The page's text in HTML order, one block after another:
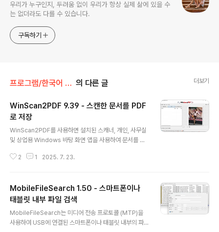
우리가 누구인지, 두려움 없이 우리가 항상 실제 삶에 있을 수
는 없더라도 다를 수 있습니다.
구독하기
프로그램/한국어 패치 의 다른 글 더보기
WinScan2PDF 9.39 - 스캔한 문서를 PDF
로 저장
WinScan2PDF를 사용하면 설치된 스캐너, 개인, 사무실
및 상업용 Windows 바탕 화면 앱을 사용하여 문서를 스
된 문서를 가끔 누군가에게 이메일로 보내기만 하면 되는
에서는 더 이상 필요하지 않습니다! 이 데스크톱 응용 프로
그램에서 직접 검색을 시작하고 검색된 문서를 우회하지
않고 직접 Windows 컴퓨터에 PDF 파일로 저장합니다.
이 프로그램은 매우 작고 초보자 및 고급 사용자에게 적합
하게 사용하기 쉽습니다. ◆ 문서를 직접 스캔하여 PDF로
2 1 2025. 7. 23.
MobileFileSearch 1.50 - 스마트폰이나
태블릿 내부 파일 검색
MobileFileSearch는 미디어 전송 프로토콜 (MTP)을
사용하여 USB에 연결된 스마트폰이나 태블릿 내부의 파